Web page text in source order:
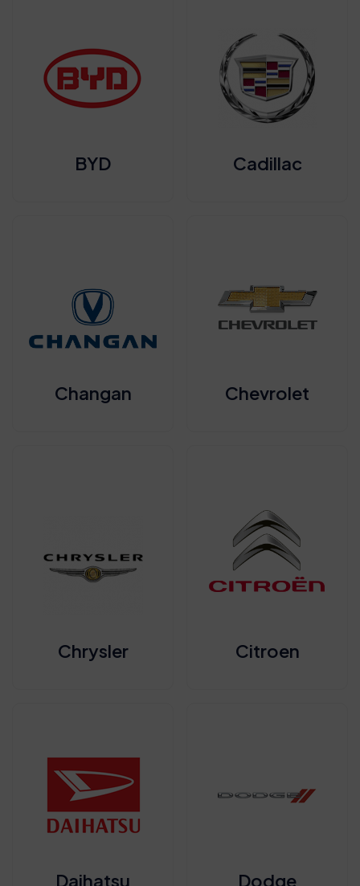
BYD Cadillac
Changan Chevrolet
Chrysler Citroen
Daihatsu Dodge